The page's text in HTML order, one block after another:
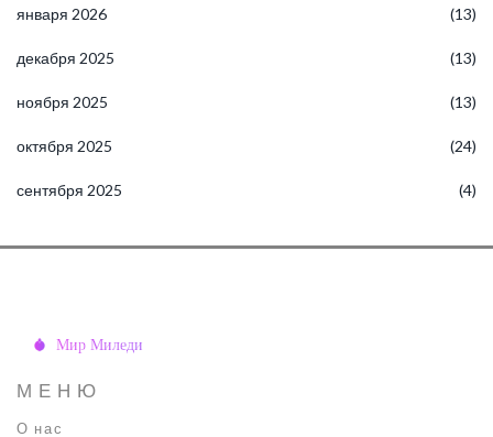
января 2026 (13)
декабря 2025 (13)
ноября 2025 (13)
октября 2025 (24)
сентября 2025 (4)
МЕНЮ
О нас